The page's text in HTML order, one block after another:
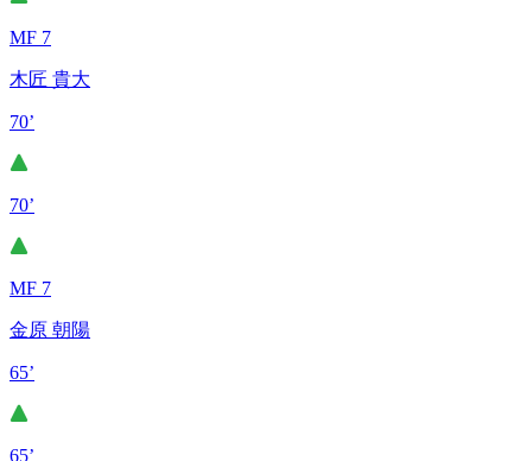
MF 7
木匠 貴大
70’
70’
MF 7
金原 朝陽
65’
65’